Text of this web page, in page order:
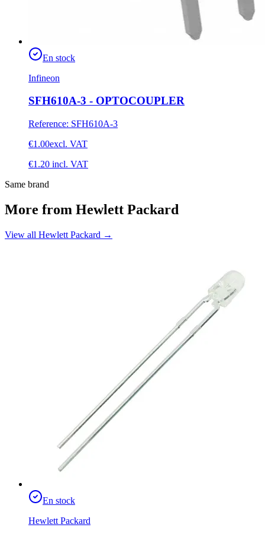
En stock
Infineon
SFH610A-3 - OPTOCOUPLER
Reference: SFH610A-3
€1.00excl. VAT
€1.20 incl. VAT
Same brand
More from Hewlett Packard
View all Hewlett Packard →
En stock
Hewlett Packard